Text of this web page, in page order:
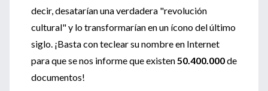
decir, desatarían una verdadera "revolución
cultural" y lo transformarían en un ícono del último
siglo. ¡Basta con teclear su nombre en Internet
para que se nos informe que existen50.400.000de
documentos!